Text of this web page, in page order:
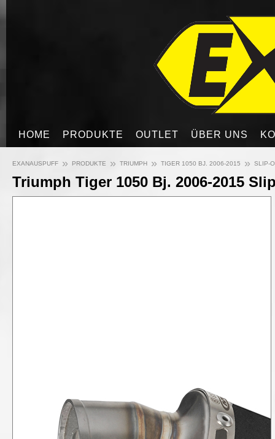
HOME PRODUKTE OUTLET ÜBER UNS
EXANAUSPUFF » PRODUKTE » TRIUMPH » TIGER 1050 BJ. 2006-2015 » SLIP-
Triumph Tiger 1050 Bj. 2006-2015